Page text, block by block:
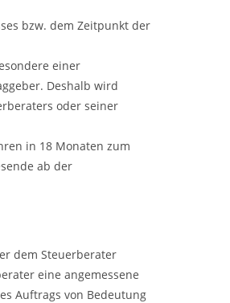
bzw. dem Zeitpunkt der
einer
Deshalb wird
oder seiner
in 18 Monaten zum
ab der
dem Steuerberater
eine angemessene
Auftrags von Bedeutung